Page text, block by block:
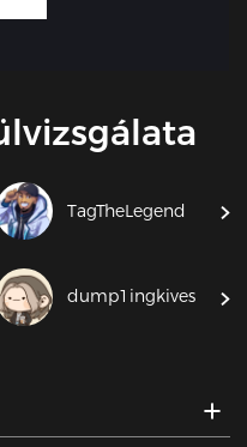
TagTheLegend
dump1ingkives